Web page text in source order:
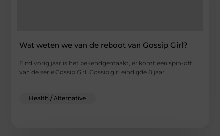
Wat weten we van de reboot van Gossip Girl?
Eind vorig jaar is het bekendgemaakt, er komt een spin-off
van de serie Gossip Girl. Gossip girl eindigde 8 jaar
Health / Alternative